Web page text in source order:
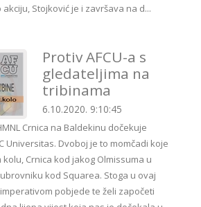
Stojković je i završava na d...
Protiv AFCU-a s
gledateljima na
tribinama
6.10.2020. 9:10:45
Crnica na Baldekinu dočekuje
Universitas. Dvoboj je to momčadi koje
Crnica kod jakog Olmissuma u
kod Squarea. Stoga u ovaj
pobjede te želi započeti